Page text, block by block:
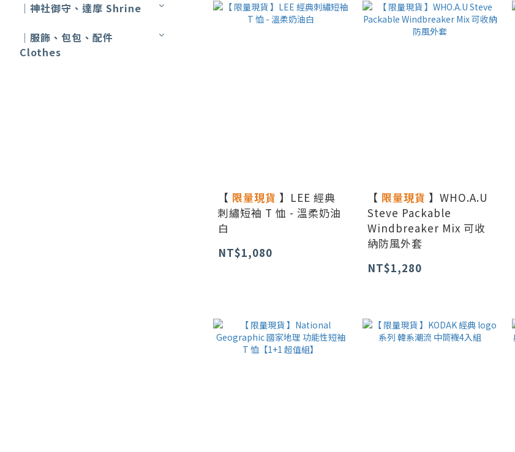
｜神社御守、達摩 Shrine
｜服飾、包包、配件
Clothes
【 限量現貨 】LEE 經典
刺繡短袖 T 恤 - 溫柔奶油
白
NT$1,080
【 限量現貨 】WHO.A.U
Steve Packable
Windbreaker Mix 可收
納防風外套
NT$1,280